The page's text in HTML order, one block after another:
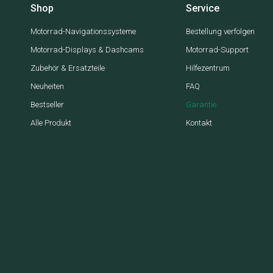
Shop
Motorrad-Navigationssysteme
Motorrad-Displays & Dashcams
Zubehör & Ersatzteile
Neuheiten
Bestseller
Alle Produkt
Service
Bestellung verfolgen
Motorrad-Support
Hilfezentrum
FAQ
Garantie
Kontakt